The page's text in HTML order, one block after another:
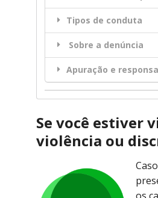
Tipos de conduta
Sobre a denúncia
Apuração e
Se você estiver
violência ou